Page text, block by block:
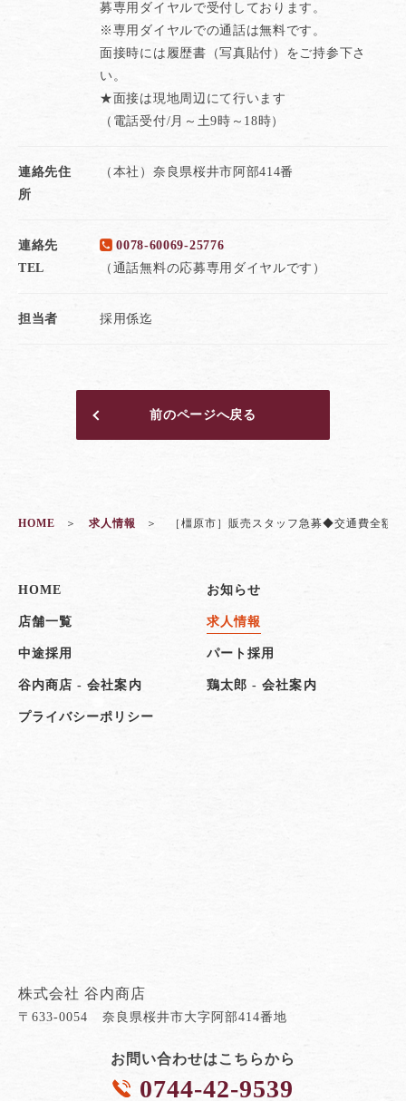
募専用ダイヤルで受付しております。
※専用ダイヤルでの通話は無料です。
面接時には履歴書（写真貼付）をご持参下さ
い。
★面接は現地周辺にて行います
（電話受付/月～土9時～18時）
連絡先住
所
（本社）奈良県桜井市阿部414番
連絡先
TEL
0078-60069-25776
（通話無料の応募専用ダイヤルです）
担当者 採用係迄
前のページへ戻る
HOME 求人情報 ［橿原市］販売スタッフ急募◆交通費全
HOME お知らせ
店舗一覧 求人情報
中途採用 パート採用
谷内商店 - 会社案内 鶏太郎 - 会社案内
プライバシーポリシー
株式会社 谷内商店
〒633-0054 奈良県桜井市大字阿部414番地
お問い合わせはこちらから
0744-42-9539